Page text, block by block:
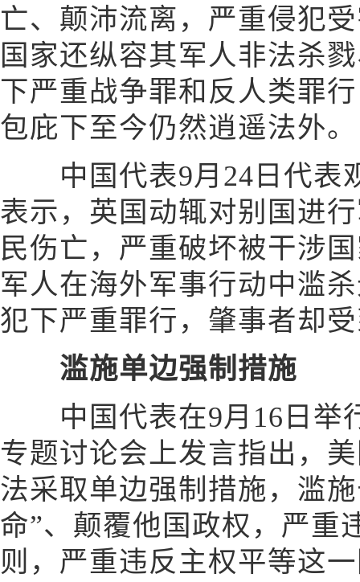
亡、颠沛流离，严重侵犯
国家还纵容其军人非法杀
下严重战争罪和反人类罪
包庇下至今仍然逍遥法外。
中国代表9月24日代表
表示，英国动辄对别国进
民伤亡，严重破坏被干涉
军人在海外军事行动中滥
犯下严重罪行，肇事者却
滥施单边强制措施
中国代表在9月16日举
专题讨论会上发言指出，
法采取单边强制措施，滥
命”、颠覆他国政权，严重
则，严重违反主权平等这